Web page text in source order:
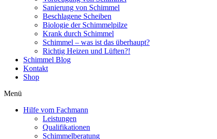
Sanierung von Schimmel
Beschlagene Scheiben
Biologie der Schimmelpilze
Krank durch Schimmel
Schimmel – was ist das überhaupt?
Richtig Heizen und Lüften?!
Schimmel Blog
Kontakt
Shop
Menü
Hilfe vom Fachmann
Leistungen
Qualifikationen
Schimmelberatung